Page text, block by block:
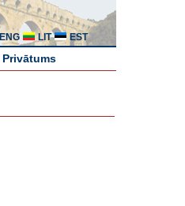
ENG LIT EST
Privātums